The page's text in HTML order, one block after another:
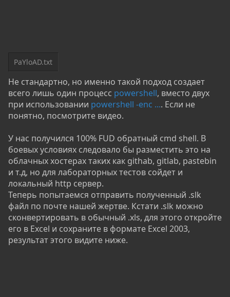
PaYloAD.txt
Не стандартно, но именно такой подход создает
всего лишь один процесс powershell, вместо двух
при использовании powershell -enc .... Если не
понятно, посмотрите видео.
У нас получился 100% FUD обратный cmd shell. В
боевых условиях следовало бы разместить это на
облачных хостерах таких как githab, gitlab, pastebin
и т.д, но для лабораторных тестов сойдет и
локальный http сервер.
Теперь попытаемся отправить полученный .slk
файл по почте нашей жертве. Кстати .slk можно
сконвертировать в обычный .xls, для этого откройте
его в Excel и сохраните в формате Excel 2003,
результат этого видите ниже.